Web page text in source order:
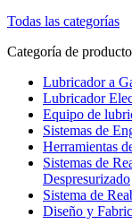
Todas las categorías
Categoría de
Lubricador a
Lubricador
Equipo de
Sistemas de
Herramientas
Sistemas de
Despresurizado
Sistema de
Diseño y